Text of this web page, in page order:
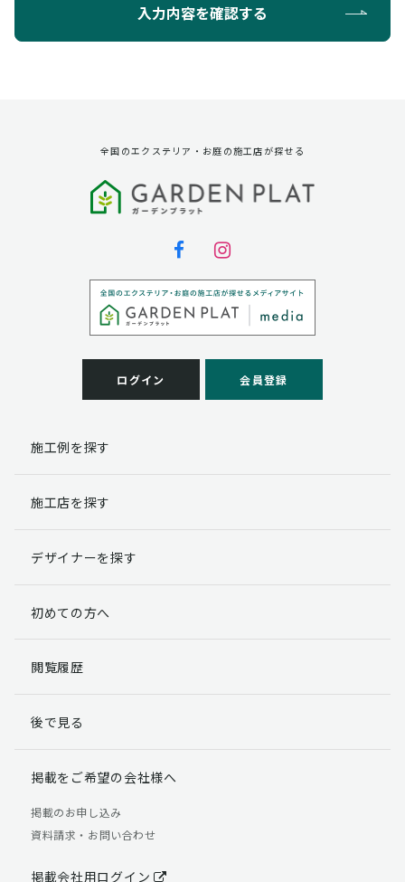
第三者への提供
弊社は法律で定められている場合を除いて、お客様の個
個人情報の取扱い業務の委託
弊社は事業運営上、お客様により良いサービスを提供す
るために業務の一部を外部に委託しており、業務委託先
客様には、貴殿の個人情報の利用目的の通知、開示、訂
理・機密保持などによりお客様の個人情報の漏洩防止に
個人情報提出の任意性
す。
らかじめご了承ください。
個人情報の開示請求について
る権利があります。
「個人情報の取り扱いについて」
【お問合せ先】 個人情報問合せ窓口
TEL：03-5411-7891（平日9:00 ～ 18:00）
入力内容を確認する
全国のエクステリア・お庭の施工店が探せる
ログイン 会員登録
施工例を探す
施工店を探す
デザイナーを探す
初めての方へ
閲覧履歴
後で見る
掲載をご希望の会社様へ
掲載のお申し込み
資料請求・お問い合わせ
掲載会社用ログイン